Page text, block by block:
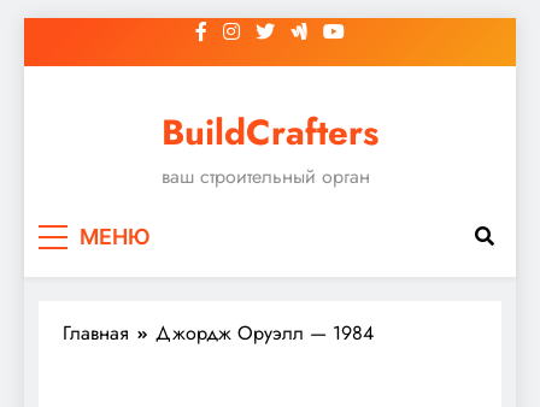
к
BuildCrafters
ваш строительный орган
МЕНЮ
Главная Джордж Оруэлл — 1984